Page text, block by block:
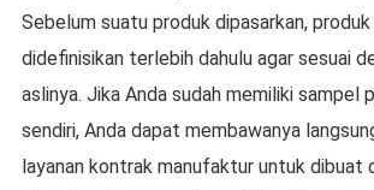
Sebelum suatu produk dipasarkan, produk
didefinisikan terlebih dahulu agar sesuai
aslinya. Jika Anda sudah memiliki sampel
sendiri, Anda dapat membawanya
layanan kontrak manufaktur untuk dibuat